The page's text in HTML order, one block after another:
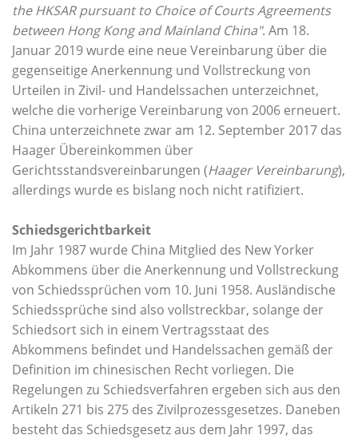
the HKSAR pursuant to Choice of Courts Agreements
between Hong Kong and Mainland China". Am 18.
Januar 2019 wurde eine neue Vereinbarung über die
gegenseitige Anerkennung und Vollstreckung von
Urteilen in Zivil- und Handelssachen unterzeichnet,
welche die vorherige Vereinbarung von 2006 erneuert.
China unterzeichnete zwar am 12. September 2017 das
Haager Übereinkommen über
Gerichtsstandsvereinbarungen (Haager Vereinbarung),
allerdings wurde es bislang noch nicht ratifiziert.
Schiedsgerichtbarkeit
Im Jahr 1987 wurde China Mitglied des New Yorker
Abkommens über die Anerkennung und Vollstreckung
von Schiedssprüchen vom 10. Juni 1958. Ausländische
Schiedssprüche sind also vollstreckbar, solange der
Schiedsort sich in einem Vertragsstaat des
Abkommens befindet und Handelssachen gemäß der
Definition im chinesischen Recht vorliegen. Die
Regelungen zu Schiedsverfahren ergeben sich aus den
Artikeln 271 bis 275 des Zivilprozessgesetzes. Daneben
besteht das Schiedsgesetz aus dem Jahr 1997, das